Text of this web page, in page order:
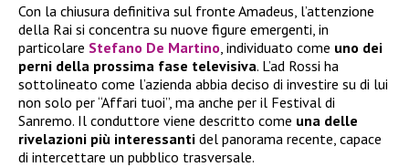
Con la chiusura definitiva sul fronte Amadeus, l’attenzione
della Rai si concentra su nuove figure emergenti, in
particolare Stefano De Martino , individuato come uno dei
perni della prossima fase televisiva. L’ad Rossi ha
sottolineato come l’azienda abbia deciso di investire su di lui
non solo per “Affari tuoi”, ma anche per il Festival di
Sanremo. Il conduttore viene descritto come una delle
rivelazioni più interessanti del panorama recente, capace
di intercettare un pubblico trasversale.